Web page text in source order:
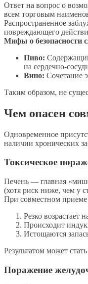
Ответ на вопрос о
всем торговым
Распространенное
повреждающего
Мифы о безопасности
Пиво:
на сердечно-
Вино: Сочетание
Таким образом, не
Чем опасен
Одновременное
наличии хронических
Токсическое
Печень — главная
(хотя риск ниже, чем у
При совместном приеме
Резко возрастает
Происходит
Истощаются
Результатом может
Поражение